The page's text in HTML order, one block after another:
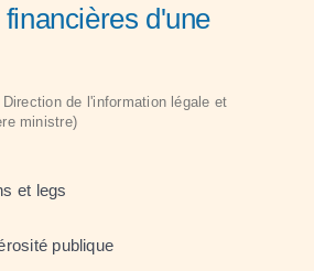
d'une
de l'information légale et
ministre)
et legs
publique